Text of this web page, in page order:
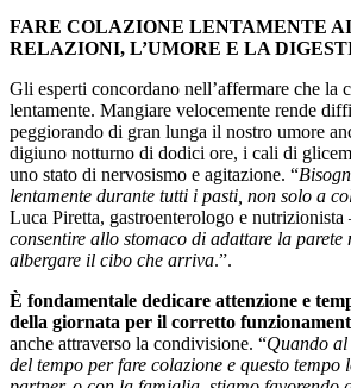
FARE COLAZIONE LENTAMENTE
RELAZIONI, L’UMORE E LA
Gli esperti concordano nell’affermare che la
lentamente. Mangiare velocemente rende
peggiorando di gran lunga il nostro umore
digiuno notturno di dodici ore, i cali di
uno stato di nervosismo e agitazione. “
lentamente durante tutti i pasti, non solo a
Luca Piretta, gastroenterologo e nutrizionista
consentire allo stomaco di adattare la parete
albergare il cibo che arriva.”.
È fondamentale dedicare attenzione e
della giornata per il corretto
anche attraverso la condivisione. “Quando
del tempo per fare colazione e questo